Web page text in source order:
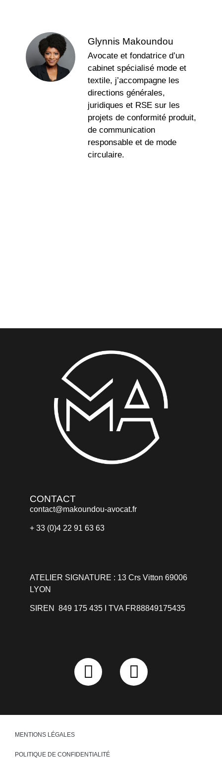
Glynnis Makoundou
Avocate et fondatrice d’un
cabinet spécialisé mode et
textile, j’accompagne les
directions générales,
juridiques et RSE sur les
projets de conformité produit,
de communication
responsable et de mode
circulaire.
CONTACT
contact@makoundou-avocat.fr
+ 33 (0)4 22 91 63 63
ATELIER SIGNATURE : 13 Crs Vitton 69006
LYON
SIREN 849 175 435 I TVA FR88849175435
MENTIONS LÉGALES
POLITIQUE DE CONFIDENTIALITÉ